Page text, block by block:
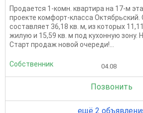
Продается 1-комн. квартира на 17-м
проекте комфорт-класса
составляет 36,18 кв. м, из которых
жилую и 15,59 кв. м под кухонную зону.
Старт продаж новой очереди!...
Собственник 04.08
Позвонить
ещё 2